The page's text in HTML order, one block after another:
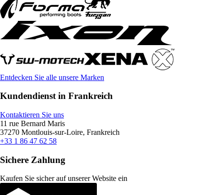
Entdecken Sie alle unsere Marken
Kundendienst in Frankreich
Kontaktieren Sie uns
11 rue Bernard Maris
37270 Montlouis-sur-Loire, Frankreich
+33 1 86 47 62 58
Sichere Zahlung
Kaufen Sie sicher auf unserer Website ein